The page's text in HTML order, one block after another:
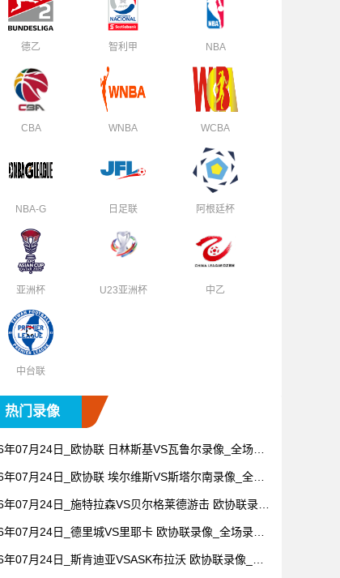
德乙 智利甲 NBA
CBA WNBA WCBA
NBA-G 日足联 阿根廷杯
亚洲杯 U23亚洲杯 中乙
中台联
热门录像
年07月24日_欧协联 日林斯基VS瓦鲁尔录像_全场录
年07月24日_欧协联 埃尔维斯VS斯塔尔南录像_全场
年07月24日_施特拉森VS贝尔格莱德游击 欧协联录像
年07月24日_德里城VS里耶卡 欧协联录像_全场录像
年07月24日_斯肯迪亚VSASK布拉沃 欧协联录像_全